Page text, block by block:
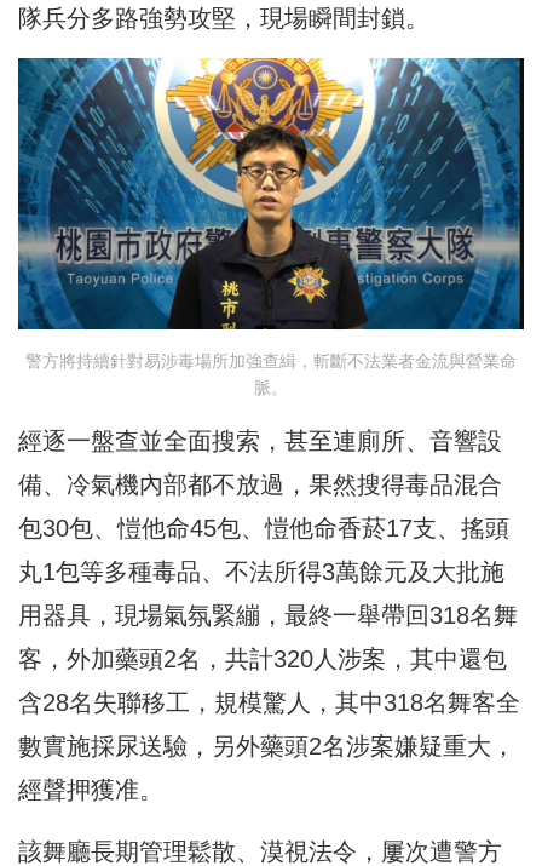
隊兵分多路強勢攻堅，現場瞬間封鎖。
警方將持續針對易涉毒場所加強查緝，斬斷不法業者金流與營業命
脈。
經逐一盤查並全面搜索，甚至連廁所、音響設
備、冷氣機內部都不放過，果然搜得毒品混合
包30包、愷他命45包、愷他命香菸17支、搖頭
丸1包等多種毒品、不法所得3萬餘元及大批施
用器具，現場氣氛緊繃，最終一舉帶回318名舞
客，外加藥頭2名，共計320人涉案，其中還包
含28名失聯移工，規模驚人，其中318名舞客全
數實施採尿送驗，另外藥頭2名涉案嫌疑重大，
經聲押獲准。
該舞廳長期管理鬆散、漠視法令，屢次遭警方